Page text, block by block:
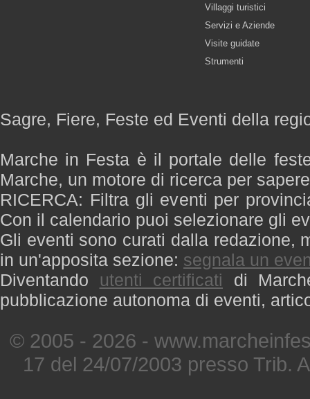
Villaggi turistici
Servizi e Aziende
Visite guidate
Strumenti
Sagre, Fiere, Feste ed Eventi della
Marche in Festa è il portale delle
Marche, un motore di ricerca per
RICERCA: Filtra gli eventi per
Con il calendario puoi selezionare gli
Gli eventi sono curati dalla redazione,
in un'apposita sezione: segnala un
Diventando utenti certificati di
pubblicazione autonoma di eventi,
© 2005 - 2026 -
17 del 24/07/2003 presso Trib.